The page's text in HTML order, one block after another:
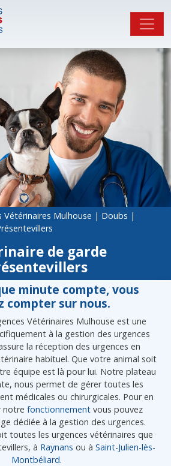
Vétérinaires Mulhouse | Doubs |
de garde
minute compte, vous
compter sur nous.
Vétérinaires Mulhouse est une
à la gestion des urgences
la réception des urgences en
habituel. Que votre animal soit
équipe est là pour lui. Notre plateau
nous permet de gérer toutes les
médicales ou chirurgicales. Pour en
notre fonctionnementvous pouvez
dédiée à la gestion des urgences.
toutes les urgences vétérinaires que
à Raynans ou à Saint-Julien-lès-
Montbéliard.